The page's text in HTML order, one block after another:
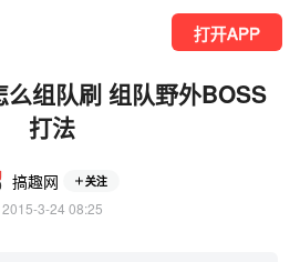
打开APP
组队刷 组队野外BOSS
打法
搞趣网 关注
2015-3-24 08:25